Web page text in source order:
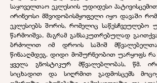
საყოველთაო ეკლესიის უდიდესი
ირინეოსი მშვიდობისმყოფელი იყო დავაში
ეკლესიებს შორის, რომელიც საწესჩვეულებო
წარმოიშვა, მაგრამ განსაკუთრებულად
ბრძოლით იმ დროის საშიშ
წინააღმდეგ. დიდი მოშურნეობით უარყოფს
ყველა გნოსტიკურ მწვალებლობას, წმ.
სიცხადით და სიღრმით გადმოსცემს